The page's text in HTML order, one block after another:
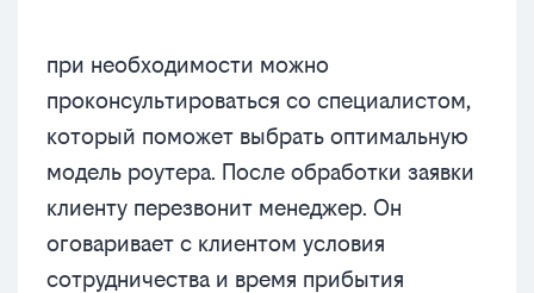
при необходимости можно
проконсультироваться со специалистом,
который поможет выбрать оптимальную
модель роутера. После обработки заявки
клиенту перезвонит менеджер. Он
оговаривает с клиентом условия
сотрудничества и время прибытия